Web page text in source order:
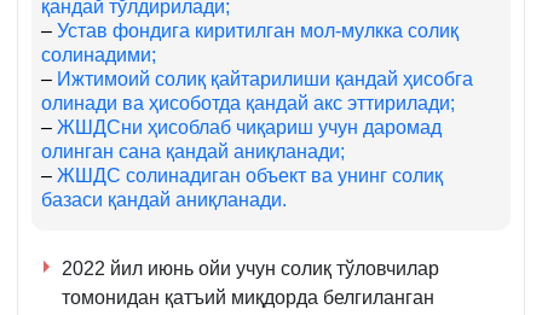
қ.
2-
қ.
қандай тўлдирилади;
– Устав фондига киритилган мол-мулкка солиқ
солинадими;
– Ижтимоий солиқ қайтарилиши қандай ҳисобга
олинади ва ҳисоботда қандай акс эттирилади;
– ЖШДСни ҳисоблаб чиқариш учун даромад
олинган сана қандай аниқланади;
– ЖШДС солинадиган объект ва унинг солиқ
базаси қандай аниқланади.
2022 йил июнь ойи учун солиқ тўловчилар
томонидан қатъий миқдорда белгиланган